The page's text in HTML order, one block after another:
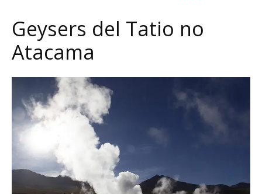
Geysers del Tatio no
Atacama